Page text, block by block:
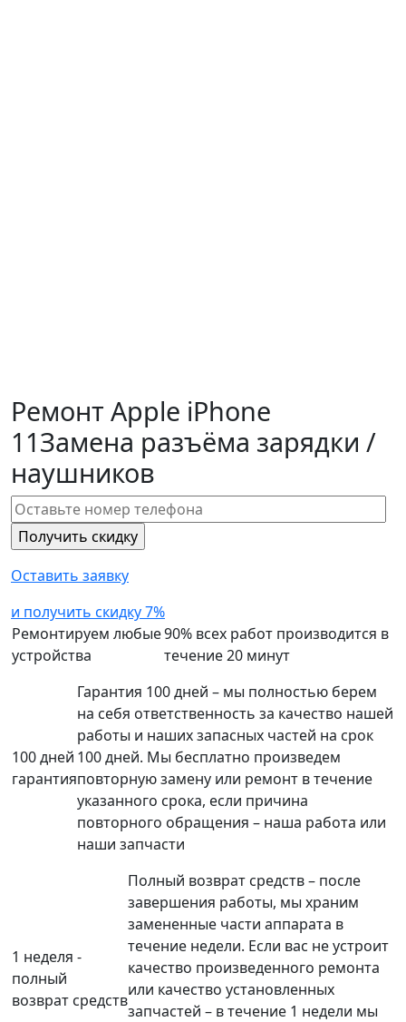
Ремонт Apple iPhone
11Замена разъёма зарядки /
наушников
Оставить заявку
и получить скидку 7%
Ремонтируем любые
устройства
90% всех работ производится в
течение 20 минут
100 дней
гарантия
Гарантия 100 дней – мы полностью берем
на себя ответственность за качество нашей
работы и наших запасных частей на срок
100 дней. Мы бесплатно произведем
повторную замену или ремонт в течение
указанного срока, если причина
повторного обращения – наша работа или
наши запчасти
1 неделя -
полный
возврат средств
Полный возврат средств – после
завершения работы, мы храним
замененные части аппарата в
течение недели. Если вас не устроит
качество произведенного ремонта
или качество установленных
запчастей – в течение 1 недели мы